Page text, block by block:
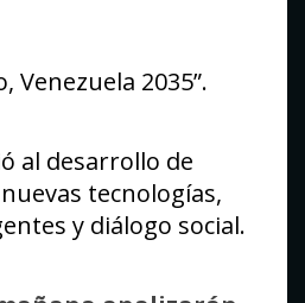
Venezuela 2035”.
al desarrollo de
tecnologías,
y diálogo social.